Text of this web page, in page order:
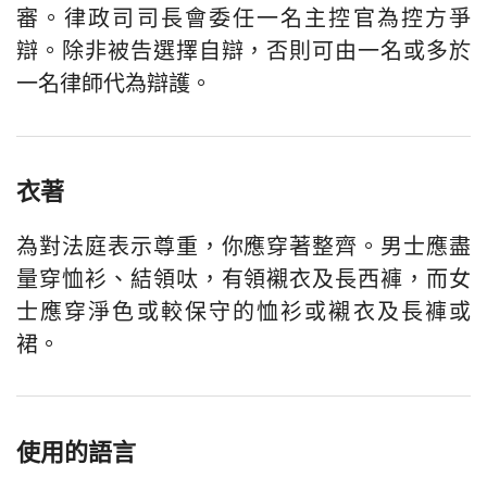
審。律政司司長會委任一名主控官為控方爭
辯。除非被告選擇自辯，否則可由一名或多於
一名律師代為辯護。
衣著
為對法庭表示尊重，你應穿著整齊。男士應盡
量穿恤衫、結領呔，有領襯衣及長西褲，而女
士應穿淨色或較保守的恤衫或襯衣及長褲或
裙。
使用的語言